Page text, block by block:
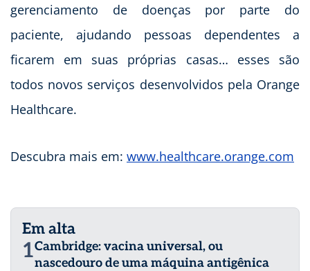
gerenciamento de doenças por parte do
paciente, ajudando pessoas dependentes a
ficarem em suas próprias casas… esses são
todos novos serviços desenvolvidos pela Orange
Healthcare.
Descubra mais em: www.healthcare.orange.com
Em alta
1Cambridge: vacina universal, ou
nascedouro de uma máquina antigênica